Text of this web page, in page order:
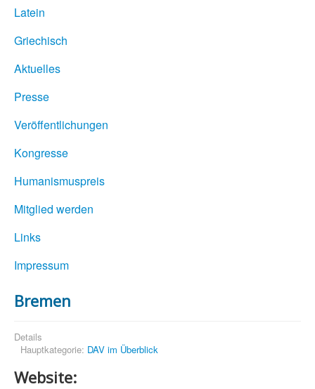
Latein
Griechisch
Aktuelles
Presse
Veröffentlichungen
Kongresse
Humanismuspreis
Mitglied werden
Links
Impressum
Bremen
Details
Hauptkategorie: DAV im Überblick
Website: